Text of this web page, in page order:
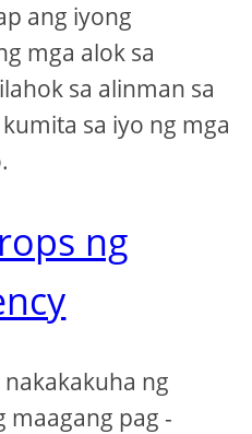
ang iyong
mga alok sa
sa alinman sa
sa iyo ng mga
ng
ng
maagang pag -